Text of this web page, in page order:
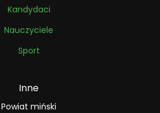
Kandydaci
Nauczyciele
Sport
Inne
Powiat miński